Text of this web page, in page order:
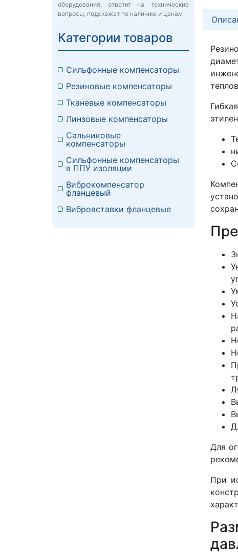
Для
При
оборудования, ответит на технические
вопросы, подскажет по наличию и ценам
Категории товаров
Сильфонные компенсаторы
Резиновые компенсаторы
Тканевые компенсаторы
Линзовые компенсаторы
Сальниковые
компенсаторы
Сильфонные компенсаторы
в ППУ изоляции
Виброкомпенсатор
фланцевый
Вибровставки фланцевые